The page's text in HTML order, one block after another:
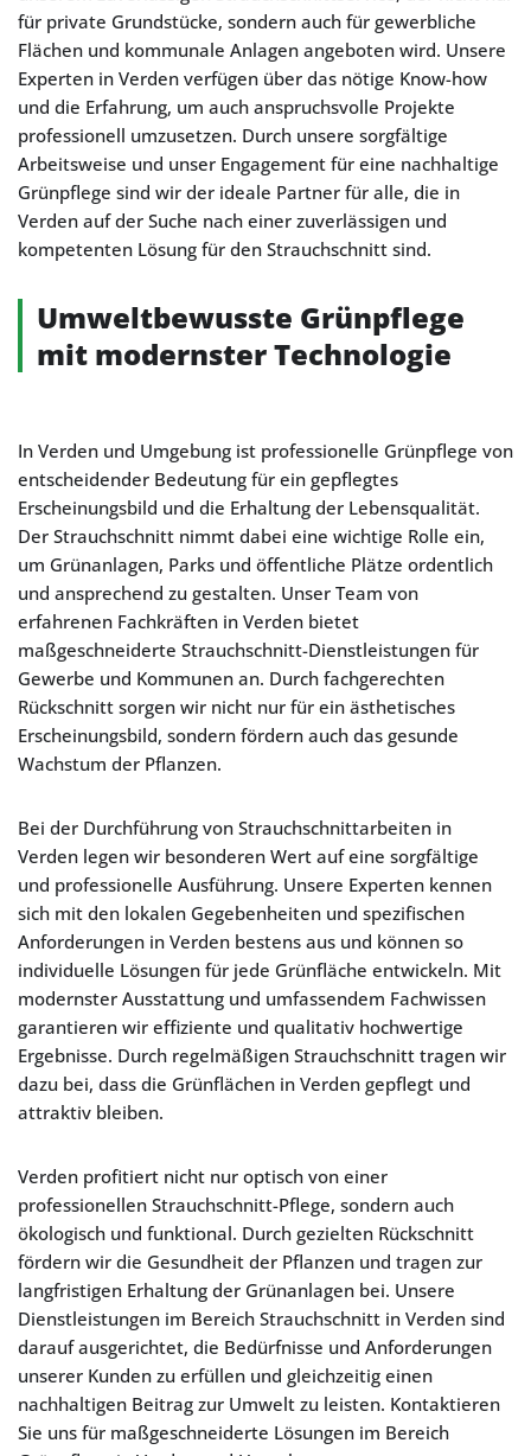
für private Grundstücke, sondern auch für gewerbliche
Flächen und kommunale Anlagen angeboten wird. Unsere
Experten in Verden verfügen über das nötige Know-how
und die Erfahrung, um auch anspruchsvolle Projekte
professionell umzusetzen. Durch unsere sorgfältige
Arbeitsweise und unser Engagement für eine nachhaltige
Grünpflege sind wir der ideale Partner für alle, die in
Verden auf der Suche nach einer zuverlässigen und
kompetenten Lösung für den Strauchschnitt sind.
Umweltbewusste Grünpflege
mit modernster Technologie
In Verden und Umgebung ist professionelle Grünpflege von
entscheidender Bedeutung für ein gepflegtes
Erscheinungsbild und die Erhaltung der Lebensqualität.
Der Strauchschnitt nimmt dabei eine wichtige Rolle ein,
um Grünanlagen, Parks und öffentliche Plätze ordentlich
und ansprechend zu gestalten. Unser Team von
erfahrenen Fachkräften in Verden bietet
maßgeschneiderte Strauchschnitt-Dienstleistungen für
Gewerbe und Kommunen an. Durch fachgerechten
Rückschnitt sorgen wir nicht nur für ein ästhetisches
Erscheinungsbild, sondern fördern auch das gesunde
Wachstum der Pflanzen.
Bei der Durchführung von Strauchschnittarbeiten in
Verden legen wir besonderen Wert auf eine sorgfältige
und professionelle Ausführung. Unsere Experten kennen
sich mit den lokalen Gegebenheiten und spezifischen
Anforderungen in Verden bestens aus und können so
individuelle Lösungen für jede Grünfläche entwickeln. Mit
modernster Ausstattung und umfassendem Fachwissen
garantieren wir effiziente und qualitativ hochwertige
Ergebnisse. Durch regelmäßigen Strauchschnitt tragen wir
dazu bei, dass die Grünflächen in Verden gepflegt und
attraktiv bleiben.
Verden profitiert nicht nur optisch von einer
professionellen Strauchschnitt-Pflege, sondern auch
ökologisch und funktional. Durch gezielten Rückschnitt
fördern wir die Gesundheit der Pflanzen und tragen zur
langfristigen Erhaltung der Grünanlagen bei. Unsere
Dienstleistungen im Bereich Strauchschnitt in Verden sind
darauf ausgerichtet, die Bedürfnisse und Anforderungen
unserer Kunden zu erfüllen und gleichzeitig einen
nachhaltigen Beitrag zur Umwelt zu leisten. Kontaktieren
Sie uns für maßgeschneiderte Lösungen im Bereich